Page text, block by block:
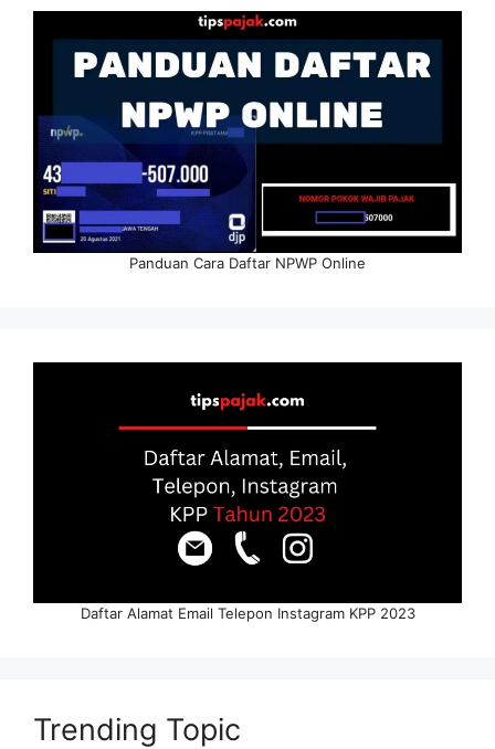
Panduan Cara Daftar NPWP Online
Daftar Alamat Email Telepon Instagram KPP 2023
Trending Topic